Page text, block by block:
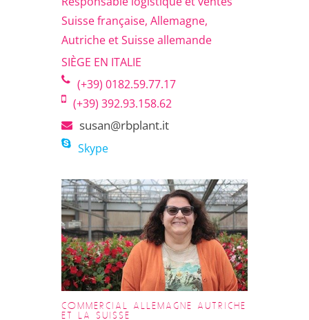
Suisse française, Allemagne,
Autriche et Suisse allemande
SIÈGE EN ITALIE
(+39) 0182.59.77.17
(+39) 392.93.158.62
susan@rbplant.it
Skype
COMMERCIAL ALLEMAGNE AUTRICHE
ET LA SUISSE